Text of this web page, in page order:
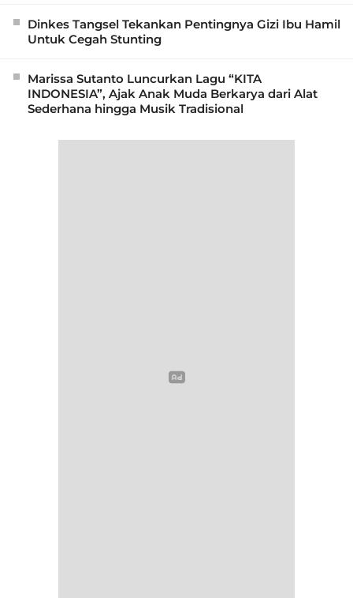
Dinkes Tangsel Tekankan Pentingnya Gizi Ibu Hamil
Untuk Cegah Stunting
Marissa Sutanto Luncurkan Lagu “KITA
INDONESIA”, Ajak Anak Muda Berkarya dari Alat
Sederhana hingga Musik Tradisional